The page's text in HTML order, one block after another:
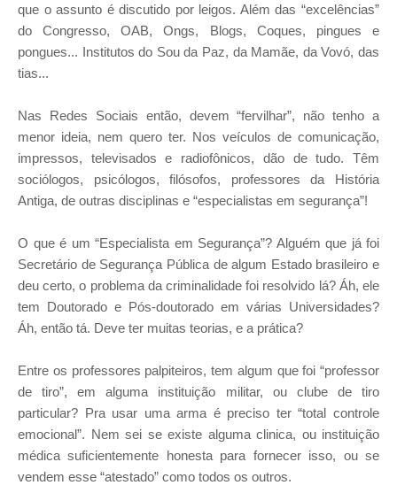
que o assunto é discutido por leigos. Além das “excelências”
do Congresso, OAB, Ongs, Blogs, Coques, pingues e
pongues... Institutos do Sou da Paz, da Mamãe, da Vovó, das
tias...
Nas Redes Sociais então, devem “fervilhar”, não tenho a
menor ideia, nem quero ter. Nos veículos de comunicação,
impressos, televisados e radiofônicos, dão de tudo. Têm
sociólogos, psicólogos, filósofos, professores da História
Antiga, de outras disciplinas e “especialistas em segurança”!
O que é um “Especialista em Segurança”? Alguém que já foi
Secretário de Segurança Pública de algum Estado brasileiro e
deu certo, o problema da criminalidade foi resolvido lá? Áh, ele
tem Doutorado e Pós-doutorado em várias Universidades?
Áh, então tá. Deve ter muitas teorias, e a prática?
Entre os professores palpiteiros, tem algum que foi “professor
de tiro”, em alguma instituição militar, ou clube de tiro
particular? Pra usar uma arma é preciso ter “total controle
emocional”. Nem sei se existe alguma clinica, ou instituição
médica suficientemente honesta para fornecer isso, ou se
vendem esse “atestado” como todos os outros.